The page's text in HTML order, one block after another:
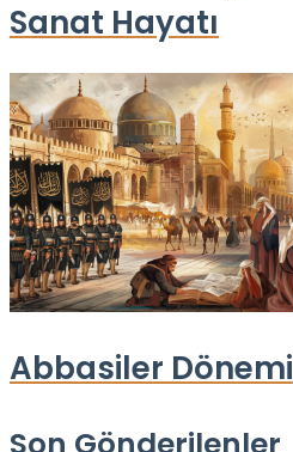
Sanat Hayatı
Abbasiler Dönemi